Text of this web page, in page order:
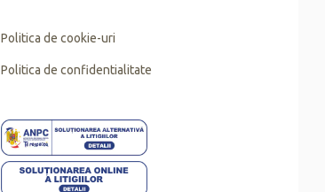
Politica de cookie-uri
Politica de confidentialitate